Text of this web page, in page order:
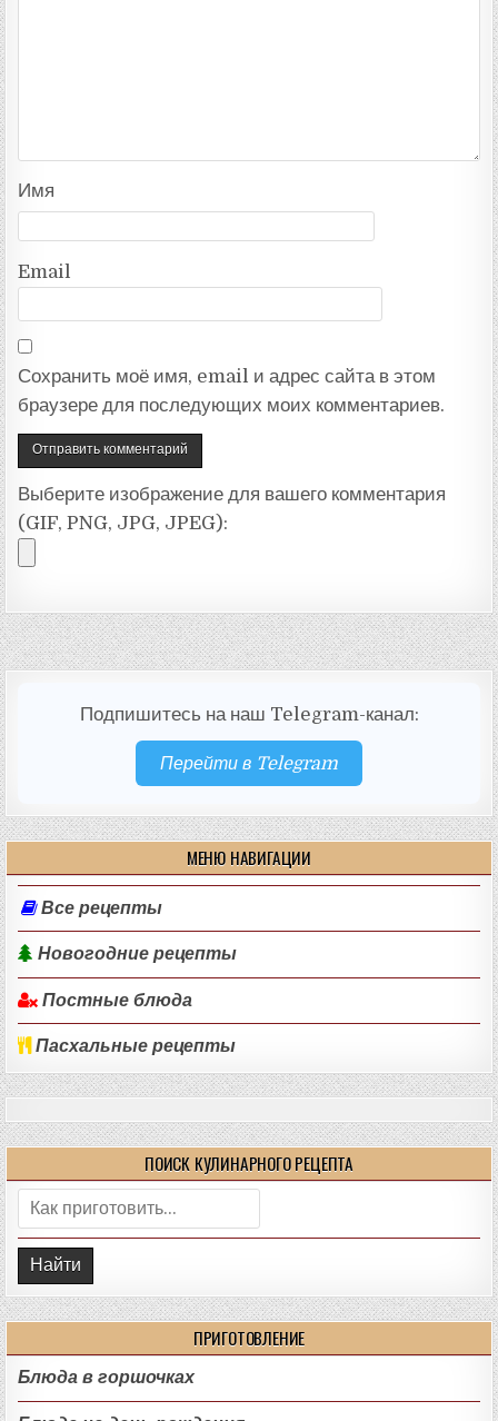
Имя
Email
Сохранить моё имя, email и адрес сайта в этом
браузере для последующих моих комментариев.
Выберите изображение для вашего комментария
(GIF, PNG, JPG, JPEG):
Подпишитесь на наш Telegram-канал:
Перейти в Telegram
МЕНЮ НАВИГАЦИИ
Все рецепты
Новогодние рецепты
Постные блюда
Пасхальные рецепты
ПОИСК КУЛИНАРНОГО РЕЦЕПТА
Поиск:
ПРИГОТОВЛЕНИЕ
Блюда в горшочках